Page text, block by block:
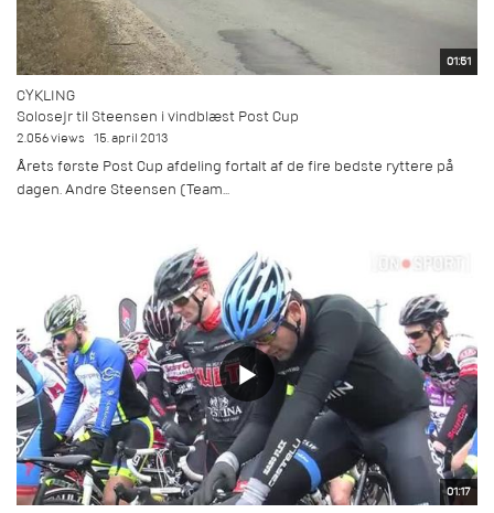
01:51
CYKLING
Solosejr til Steensen i vindblæst Post Cup
2.056 views 15. april 2013
Årets første Post Cup afdeling fortalt af de fire bedste ryttere på
dagen. Andre Steensen (Team...
01:17